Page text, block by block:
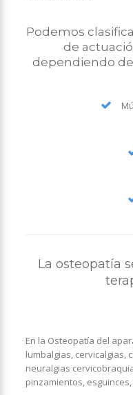
Podemos
de
dependiendo
La osteopatía
En la Osteopatía del
lumbalgias, cervicalgias,
neuralgias
pinzamientos,